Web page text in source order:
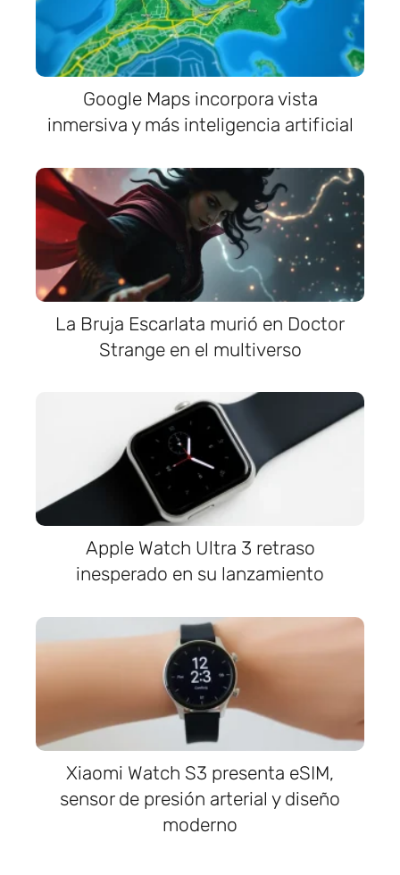
Google Maps incorpora vista
inmersiva y más inteligencia artificial
La Bruja Escarlata murió en Doctor
Strange en el multiverso
Apple Watch Ultra 3 retraso
inesperado en su lanzamiento
Xiaomi Watch S3 presenta eSIM,
sensor de presión arterial y diseño
moderno